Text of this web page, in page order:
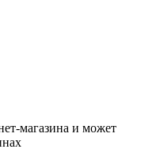
магазина и может